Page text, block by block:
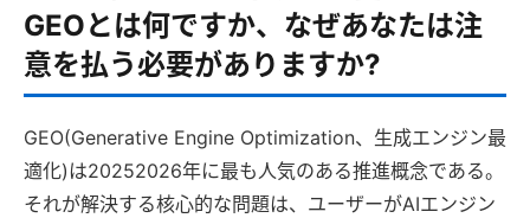
GEOとは何ですか、なぜあなたは注
意を払う必要がありますか?
GEO(Generative Engine Optimization、生成エンジン最
適化)は20252026年に最も人気のある推進概念である。
それが解決する核心的な問題は、ユーザーがAIエンジン